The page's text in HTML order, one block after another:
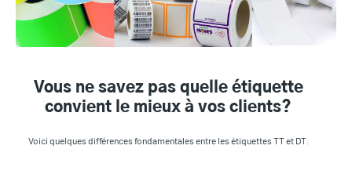
Vous ne savez pas quelle étiquette
convient le mieux à vos clients?
Voici quelques différences fondamentales entre les étiquettes TT et DT.